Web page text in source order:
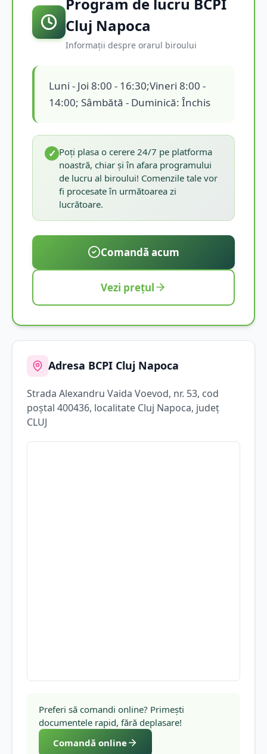
Cluj Napoca
Informații despre orarul biroului
Luni - Joi 8:00 - 16:30;Vineri 8:00 -
14:00; Sâmbătă - Duminică: Închis
✓ Poți plasa o cerere 24/7 pe platforma
noastră, chiar și în afara programului
de lucru al biroului! Comenzile tale vor
fi procesate în următoarea zi
lucrătoare.
Comandă acum
Vezi prețul
Adresa BCPI Cluj Napoca
Strada Alexandru Vaida Voevod, nr. 53, cod
poștal 400436, localitate Cluj Napoca, județ
CLUJ
Preferi să comandi online? Primești
documentele rapid, fără deplasare!
Comandă online